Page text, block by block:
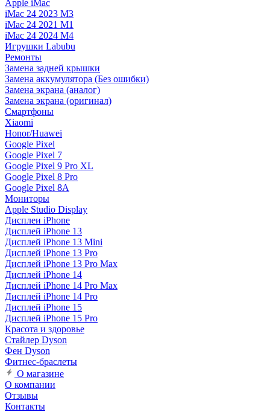
Apple iMac
iMac 24 2023 M3
iMac 24 2021 M1
iMac 24 2024 M4
Игрушки Labubu
Ремонты
Замена задней крышки
Замена аккумулятора (Без ошибки)
Замена экрана (аналог)
Замена экрана (оригинал)
Смартфоны
Xiaomi
Honor/Huawei
Google Pixel
Google Pixel 7
Google Pixel 9 Pro XL
Google Pixel 8 Pro
Google Pixel 8A
Мониторы
Apple Studio Display
Дисплеи iPhone
Дисплей iPhone 13
Дисплей iPhone 13 Mini
Дисплей iPhone 13 Pro
Дисплей iPhone 13 Pro Max
Дисплей iPhone 14
Дисплей iPhone 14 Pro Max
Дисплей iPhone 14 Pro
Дисплей iPhone 15
Дисплей iPhone 15 Pro
Красота и здоровье
Стайлер Dyson
Фен Dyson
Фитнес-браслеты
О магазине
О компании
Отзывы
Контакты